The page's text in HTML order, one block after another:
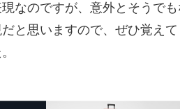
なのですが、意外とそうで
と思いますので、ぜひ覚えて